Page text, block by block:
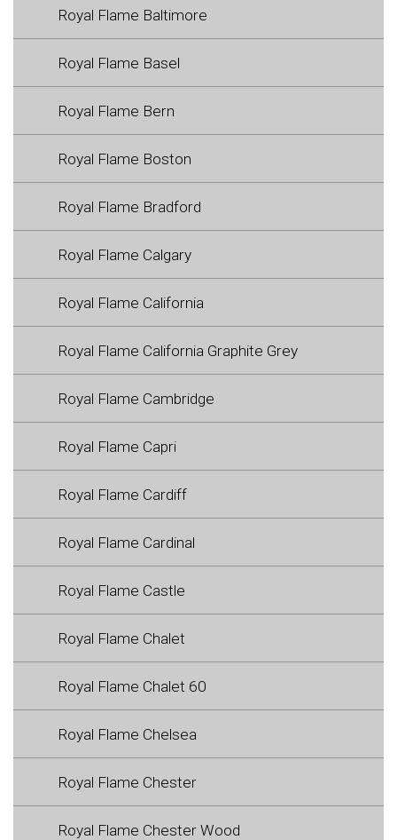
Royal Flame Baltimore
Royal Flame Basel
Royal Flame Bern
Royal Flame Boston
Royal Flame Bradford
Royal Flame Calgary
Royal Flame California
Royal Flame California Graphite Grey
Royal Flame Cambridge
Royal Flame Capri
Royal Flame Cardiff
Royal Flame Cardinal
Royal Flame Castle
Royal Flame Chalet
Royal Flame Chalet 60
Royal Flame Chelsea
Royal Flame Chester
Royal Flame Chester Wood